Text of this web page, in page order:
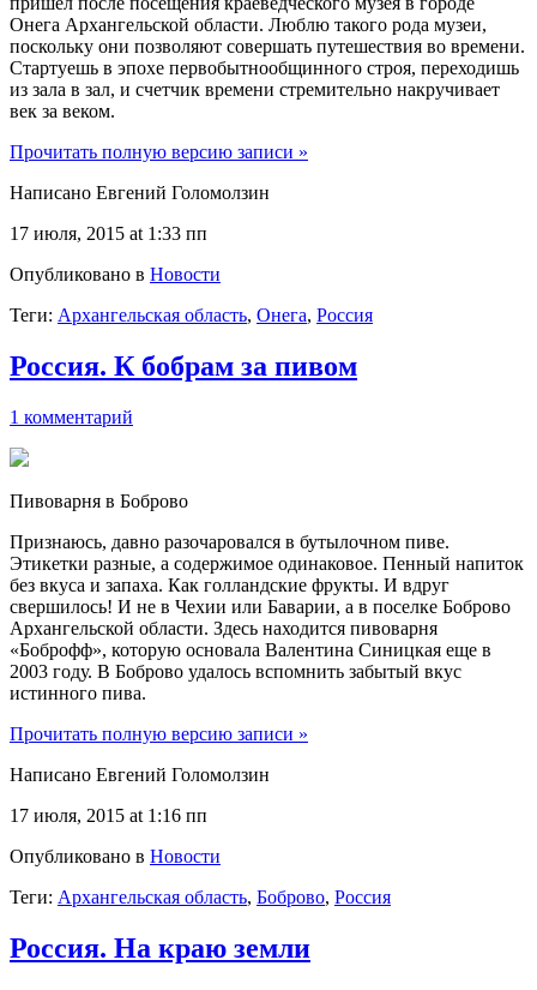
Онега Архангельской области. Люблю такого рода музеи,
поскольку они позволяют совершать путешествия во времени.
Стартуешь в эпохе первобытнообщинного строя, переходишь
из зала в зал, и счетчик времени стремительно накручивает
век за веком.
Прочитать полную версию записи »
Написано Евгений Голомолзин
17 июля, 2015 at 1:33 пп
Опубликовано в Новости
Теги: Архангельская область, Онега, Россия
Россия. К бобрам за пивом
1 комментарий
Пивоварня в Боброво
Признаюсь, давно разочаровался в бутылочном пиве.
Этикетки разные, а содержимое одинаковое. Пенный напиток
без вкуса и запаха. Как голландские фрукты. И вдруг
свершилось! И не в Чехии или Баварии, а в поселке Боброво
Архангельской области. Здесь находится пивоварня
«Боброфф», которую основала Валентина Синицкая еще в
2003 году. В Боброво удалось вспомнить забытый вкус
истинного пива.
Прочитать полную версию записи »
Написано Евгений Голомолзин
17 июля, 2015 at 1:16 пп
Опубликовано в Новости
Теги: Архангельская область, Боброво, Россия
Россия. На краю земли